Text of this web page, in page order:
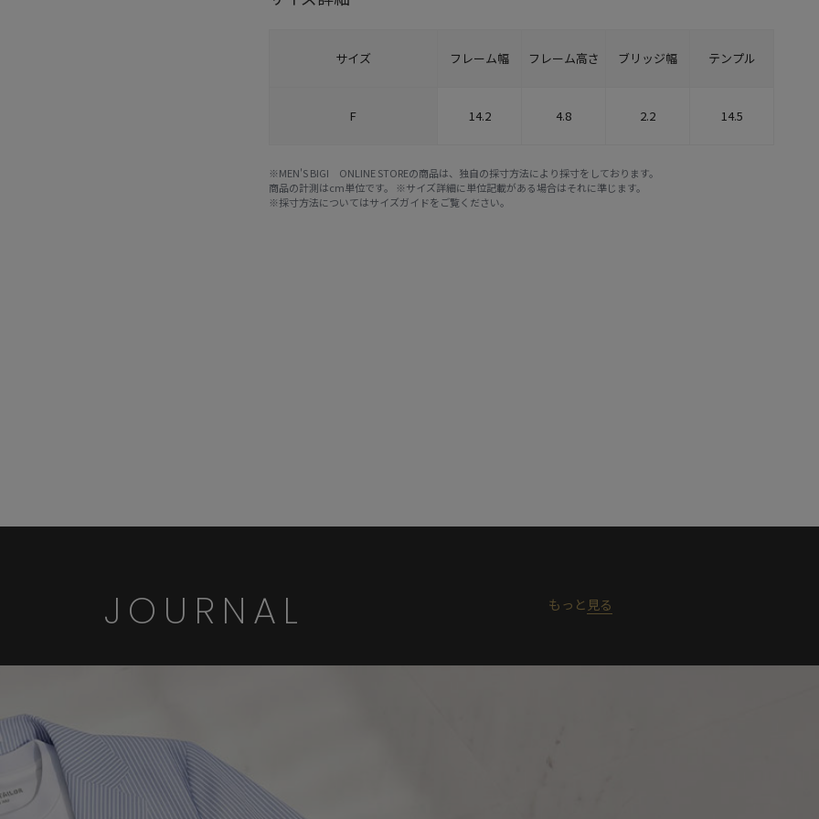
サイズ フレーム幅 フレーム高さ ブリッジ幅 テンプル
F 14.2 4.8 2.2 14.5
※MEN'S BIGI ONLINE STOREの商品は、独自の採寸方法により採寸をしております。
商品の計測はcm単位です。 ※サイズ詳細に単位記載がある場合はそれに準じます。
※採寸方法についてはサイズガイドをご覧ください。
JOURNAL もっと 見る